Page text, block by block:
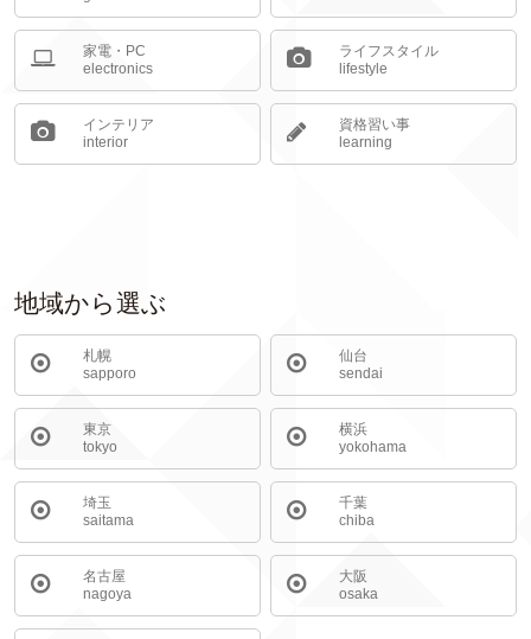
家電・PC
electronics
ライフスタイル
lifestyle
インテリア
interior
資格習い事
learning
地域から選ぶ
札幌
sapporo
仙台
sendai
東京
tokyo
横浜
yokohama
埼玉
saitama
千葉
chiba
名古屋
nagoya
大阪
osaka